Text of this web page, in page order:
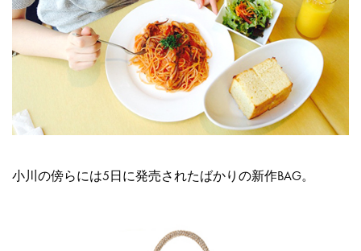
小川の傍らには5日に発売されたばかりの新作BAG。